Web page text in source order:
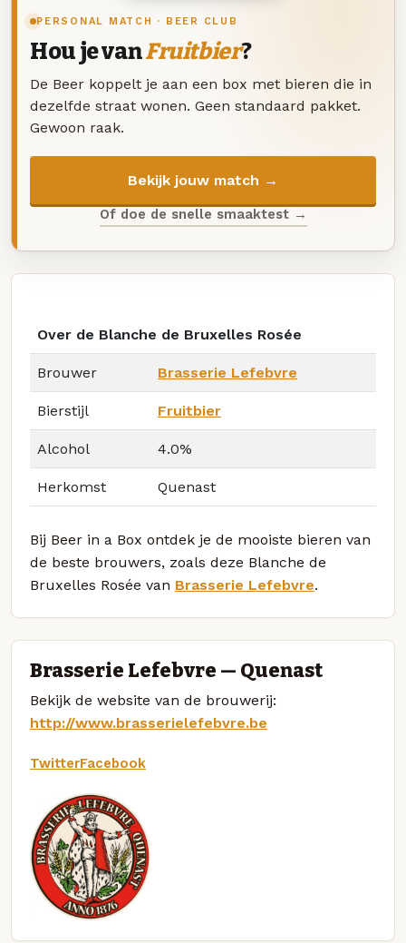
PERSONAL MATCH · BEER CLUB
Hou je vanFruitbier?
De Beer koppelt je aan een box met bieren die in
dezelfde straat wonen. Geen standaard pakket.
Gewoon raak.
Bekijk jouw match →
Of doe de snelle smaaktest →
Over de Blanche de Bruxelles Rosée
Brouwer Brasserie Lefebvre
Bierstijl Fruitbier
Alcohol 4.0%
Herkomst Quenast
Bij Beer in a Box ontdek je de mooiste bieren van
de beste brouwers, zoals deze Blanche de
Bruxelles Rosée van Brasserie Lefebvre.
Brasserie Lefebvre — Quenast
Bekijk de website van de brouwerij:
http://www.brasserielefebvre.be
TwitterFacebook